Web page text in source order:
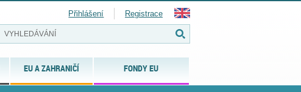
EU A ZAHRANIČÍ FONDY EU
Přihlášení Registrace